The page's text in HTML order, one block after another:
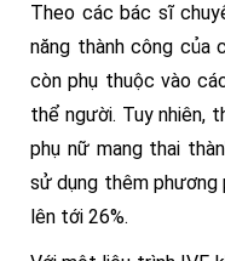
Theo các bác sĩ
năng thành công của
còn phụ thuộc vào
thể người. Tuy nhiên,
phụ nữ mang thai
sử dụng thêm phương
lên tới 26%.